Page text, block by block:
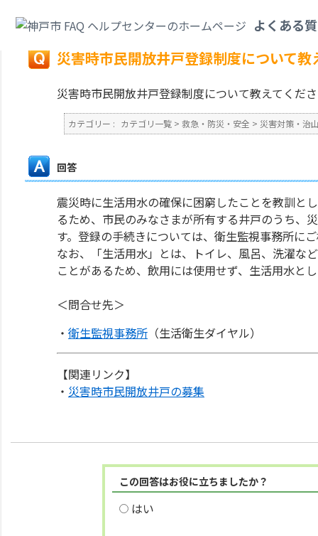
よくある
戻る
災害時市民開放井戸登録制度について教
災害時市民開放井戸登録制度について教えてくだ
カテゴリー : カテゴリ一覧 > 救急・防災・安全 > 災害対策・治
回答
震災時に生活用水の確保に困窮したことを教訓と
るため、市民のみなさまが所有する井戸のうち、
す。登録の手続きについては、衛生監視事務所に
なお、「生活用水」とは、トイレ、風呂、洗濯な
ことがあるため、飲用には使用せず、生活用水と
＜問合せ先＞
・ 衛生監視事務所 （生活衛生ダイヤル）
【関連リンク】
・ 災害時市民開放井戸の募集
この回答はお役に立ちましたか？
はい